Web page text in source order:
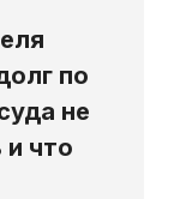
по
не
и что